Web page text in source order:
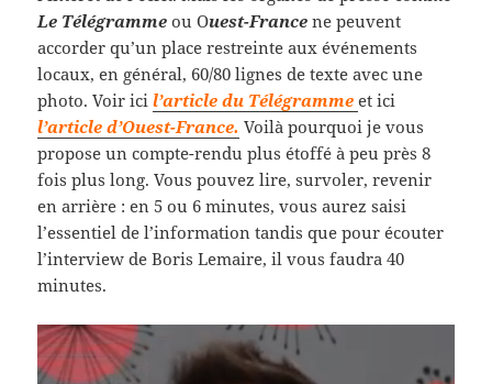
Le Télégrammeou Ouest-France ne peuvent
accorder qu’un place restreinte aux événements
locaux, en général, 60/80 lignes de texte avec une
photo. Voir icil’article du Télégramme et ici
l’article d’Ouest-France. Voilà pourquoi je vous
propose un compte-rendu plus étoffé à peu près 8
fois plus long. Vous pouvez lire, survoler, revenir
en arrière : en 5 ou 6 minutes, vous aurez saisi
l’essentiel de l’information tandis que pour écouter
l’interview de Boris Lemaire, il vous faudra 40
minutes.